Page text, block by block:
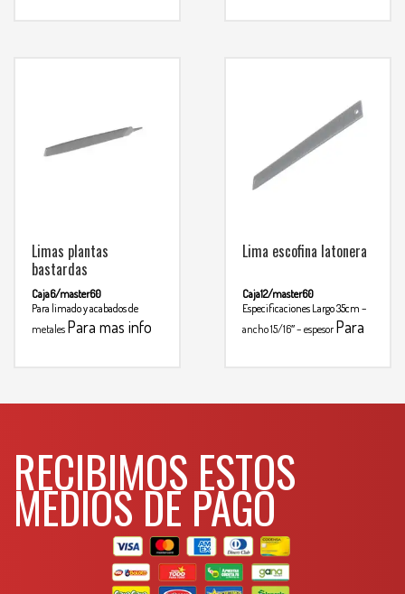
Limas plantas
bastardas
Caja6/master60
Para limado y acabados de
metales Para mas info
Lima escofina latonera
Caja12/master60
Especificaciones Largo 35cm –
ancho 15/16″ – espesor Para
WHATSAPP3134392699
RECIBIMOS ESTOS
MEDIOS DE PAGO